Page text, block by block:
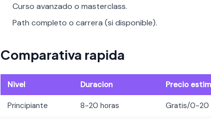
Curso avanzado o masterclass.
Path completo o carrera (si disponible).
Comparativa rapida
Nivel Duracion Precio
Principiante 8-20 horas Gratis/0-20